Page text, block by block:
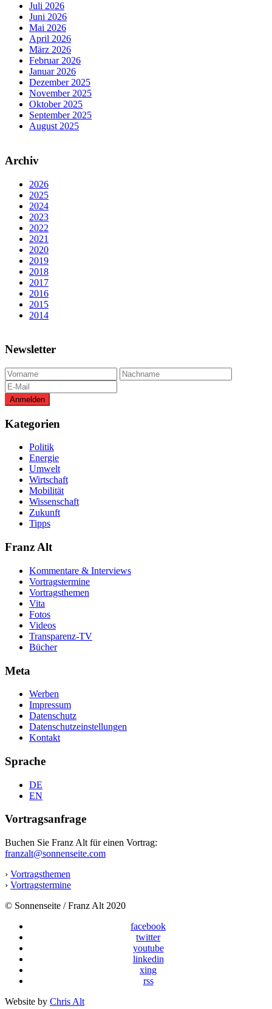
Juli 2026
Juni 2026
Mai 2026
April 2026
März 2026
Februar 2026
Januar 2026
Dezember 2025
November 2025
Oktober 2025
September 2025
August 2025
Archiv
2026
2025
2024
2023
2022
2021
2020
2019
2018
2017
2016
2015
2014
Newsletter
Kategorien
Politik
Energie
Umwelt
Wirtschaft
Mobilität
Wissenschaft
Zukunft
Tipps
Franz Alt
Kommentare & Interviews
Vortragstermine
Vortragsthemen
Vita
Fotos
Videos
Transparenz-TV
Bücher
Meta
Werben
Impressum
Datenschutz
Datenschutzeinstellungen
Kontakt
Sprache
DE
EN
Vortragsanfrage
Buchen Sie Franz Alt für einen Vortrag:
franzalt@sonnenseite.com
› Vortragsthemen
› Vortragstermine
© Sonnenseite / Franz Alt 2020
facebook
twitter
youtube
linkedin
xing
rss
Website by Chris Alt